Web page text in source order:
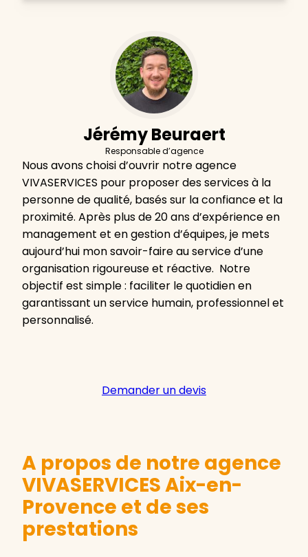
Jérémy Beuraert
Responsable d’agence
Nous avons choisi d’ouvrir notre agence
VIVASERVICES pour proposer des services à la
personne de qualité, basés sur la confiance et la
proximité. Après plus de 20 ans d’expérience en
management et en gestion d’équipes, je mets
aujourd’hui mon savoir-faire au service d’une
organisation rigoureuse et réactive. Notre
objectif est simple : faciliter le quotidien en
garantissant un service humain, professionnel et
personnalisé.
Demander un devis
A propos de notre agence
VIVASERVICES Aix-en-
Provence et de ses
prestations